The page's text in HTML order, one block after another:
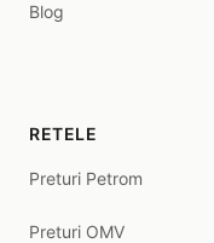
Blog
RETELE
Preturi Petrom
Preturi OMV